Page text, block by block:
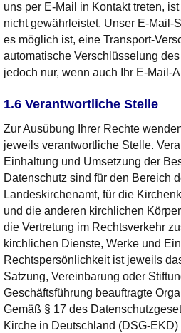
uns per E-Mail in Kontakt treten,
nicht gewährleistet. Unser E-Mail-
es möglich ist, eine Transport-
automatische Verschlüsselung
jedoch nur, wenn auch Ihr E-Mail-
1.6 Verantwortliche Stelle
Zur Ausübung Ihrer Rechte
jeweils verantwortliche Stelle.
Einhaltung und Umsetzung der
Datenschutz sind für den Bereich
Landeskirchenamt, für die
und die anderen kirchlichen
die Vertretung im Rechtsverkehr
kirchlichen Dienste, Werke und
Rechtspersönlichkeit ist jeweils
Satzung, Vereinbarung oder
Geschäftsführung beauftragte
Gemäß § 17 des
Kirche in Deutschland (DSG-